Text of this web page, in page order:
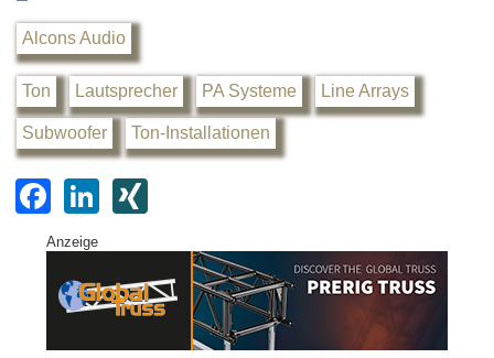
Alcons Audio
Ton Lautsprecher PA Systeme Line Arrays
Subwoofer Ton-Installationen
F
a
c
e
Li
k
e
G
Anzeige